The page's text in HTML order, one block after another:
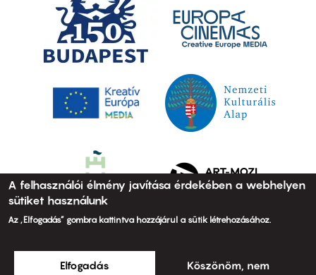
A felhasználói élmény javítása érdekében a webhelyen
sütiket használunk
Az „Elfogadás” gombra kattintva hozzájárul a sütik létrehozásához.
Elfogadás Köszönöm, nem